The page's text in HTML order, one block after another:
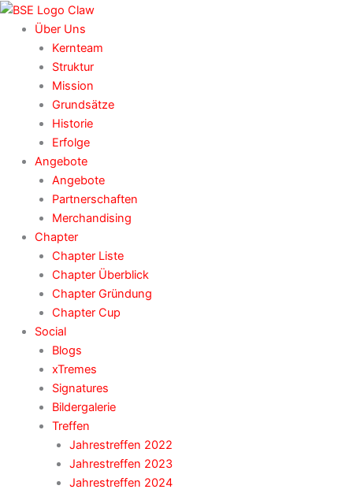
Zum
Inhalt
springen
Über Uns
Kernteam
Struktur
Mission
Grundsätze
Historie
Erfolge
Angebote
Angebote
Partnerschaften
Merchandising
Chapter
Chapter Liste
Chapter Überblick
Chapter Gründung
Chapter Cup
Social
Blogs
xTremes
Signatures
Bildergalerie
Treffen
Jahrestreffen 2022
Jahrestreffen 2023
Jahrestreffen 2024